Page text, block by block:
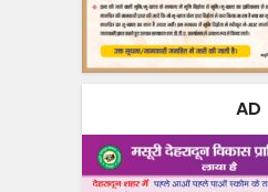
AD